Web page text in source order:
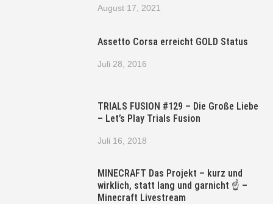
August 17, 2021
Assetto Corsa erreicht GOLD Status
Juli 28, 2016
TRIALS FUSION #129 – Die Große Liebe
– Let’s Play Trials Fusion
Juli 16, 2018
MINECRAFT Das Projekt – kurz und
wirklich, statt lang und garnicht ☝ –
Minecraft Livestream